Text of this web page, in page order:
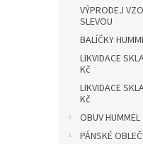
VÝPRODEJ
SLEVOU
BALÍČKY
LIKVIDACE
Kč
LIKVIDACE
Kč
OBUV HUMMEL
PÁNSKÉ